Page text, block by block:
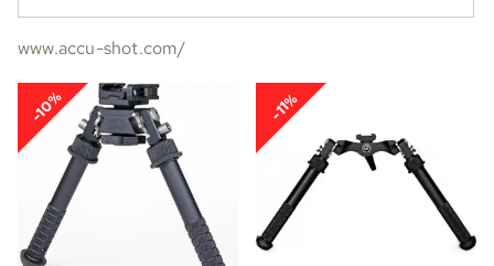
www.accu-shot.com/
-10% -11%